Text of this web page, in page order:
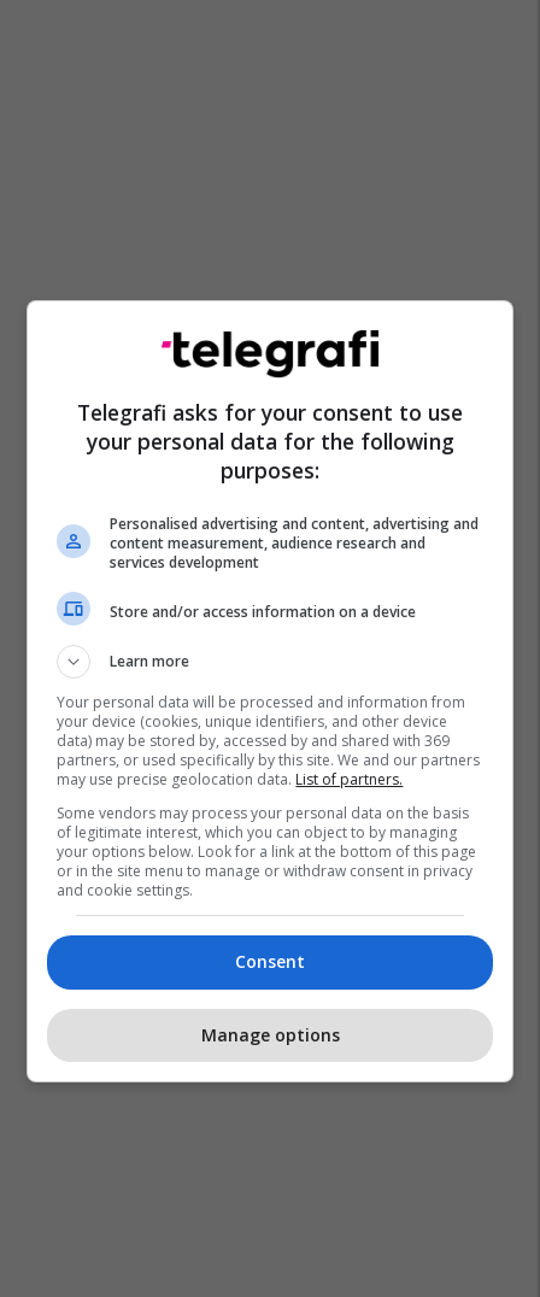
Aksident Ambulancë Sarandë
Telegrafi asks for your consent to use
your personal data for the following
purposes:
Personalised advertising and content, advertising and
content measurement, audience research and
services development
Store and/or access information on a device
Learn more
Your personal data will be processed and information from
your device (cookies, unique identifiers, and other device
data) may be stored by, accessed by and shared with 369
partners, or used specifically by this site. We and our partners
may use precise geolocation data. List of partners.
Some vendors may process your personal data on the basis
of legitimate interest, which you can object to by managing
your options below. Look for a link at the bottom of this page
or in the site menu to manage or withdraw consent in privacy
and cookie settings.
Consent
Manage options